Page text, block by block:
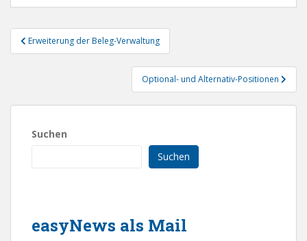
Beitragsnavigation
Erweiterung der Beleg-Verwaltung
Optional- und Alternativ-Positionen
Suchen
Suchen
easyNews als Mail